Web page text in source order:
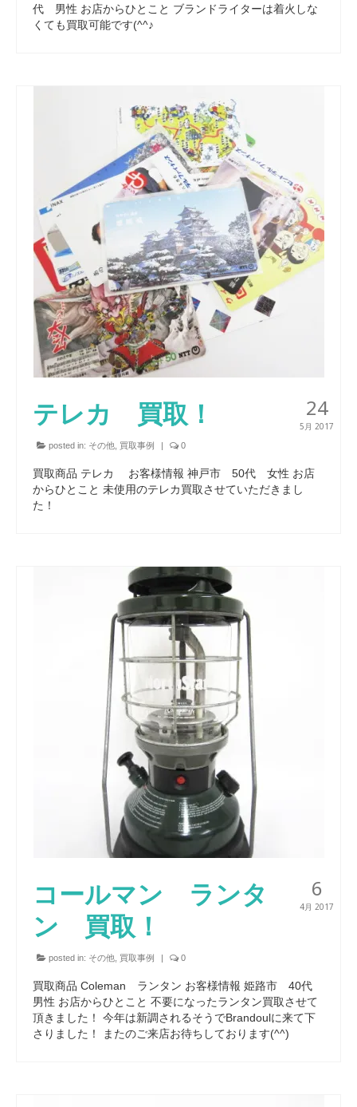
代 男性 お店からひとこと ブランドライターは着火しな
くても買取可能です(^^♪
24
5月 2017
テレカ 買取！
posted in: その他 買取事例 | 0
買取商品 テレカ お客様情報 神戸市 50代 女性 お店
からひとこと 未使用のテレカ買取させていただきまし
た！
6
4月 2017
コールマン ランタ
ン 買取！
posted in: その他 買取事例 | 0
買取商品 Coleman ランタン お客様情報 姫路市 40代
男性 お店からひとこと 不要になったランタン買取させて
頂きました！ 今年は新調されるそうでBrandoulに来て下
さりました！ またのご来店お待ちしております(^^)